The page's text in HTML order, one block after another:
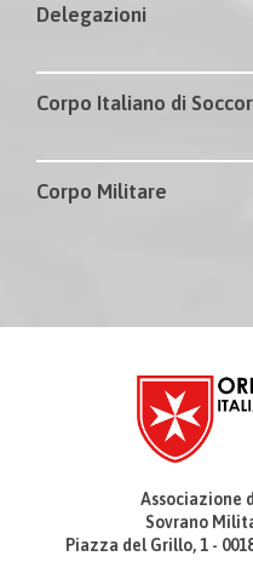
Delegazioni
Corpo Italiano di
Corpo Militare
Associazione
Sovrano
Piazza del Grillo, 1 -